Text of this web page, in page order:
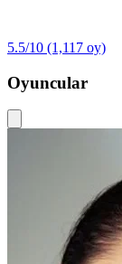
5.5/10 (1,117 oy)
Oyuncular